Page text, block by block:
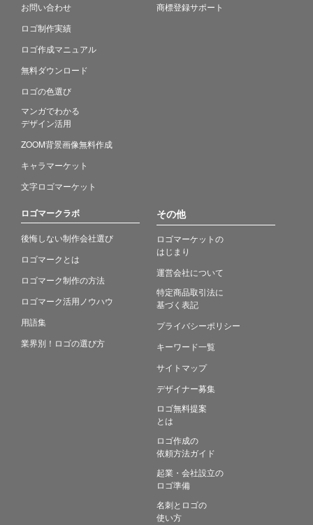
お問い合わせ
ロゴ制作実績
ロゴ作成マニュアル
無料ダウンロード
ロゴの色選び
マンガでわかる
デザイン活用
ZOOM背景画像無料作成
キャラマーケット
文字ロゴマーケット
商標登録サポート
ロゴマークラボ
後悔しない制作会社選び
ロゴマークとは
ロゴマーク制作の方法
ロゴマーク活用ノウハウ
用語集
業界別！ロゴの選び方
その他
ロゴマーケットの
はじまり
運営会社について
特定商品取引法に
基づく表記
プライバシーポリシー
キーワード一覧
サイトマップ
デザイナー募集
ロゴ無料提案
とは
ロゴ作成の
依頼方法ガイド
起業・会社設立の
ロゴ準備
名刺とロゴの
使い方